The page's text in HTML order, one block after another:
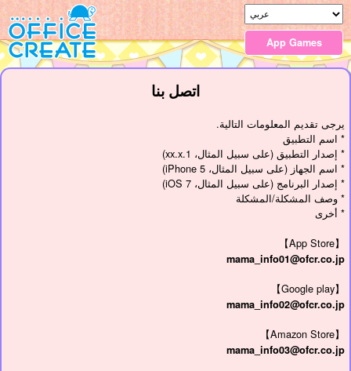
App Games
اتصل بنا
يرجى تقديم المعلومات التالية.
* اسم التطبيق
* إصدار التطبيق (على سبيل المثال، 1.xx.x)
* اسم الجهاز (على سبيل المثال، iPhone 5)
* إصدار البرنامج (على سبيل المثال، iOS 7)
* وصف المشكلة/المشكلة
* أخرى
【App Store】
mama_info01@ofcr.co.jp
【Google play】
mama_info02@ofcr.co.jp
【Amazon Store】
mama_info03@ofcr.co.jp